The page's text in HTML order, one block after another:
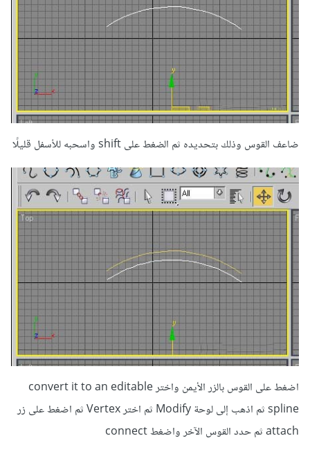
ضاعف القوس وذلك بتحديده ثم الضغط على shift واسحبه للأسفل قليلًا
اضغط على القوس بالزر الأيمن واختر convert it to an editable
spline ثم اذهب إلى لوحة Modify ثم اختر Vertex ثم اضغط على زر
attach ثم حدد القوس الآخر واضغط connect